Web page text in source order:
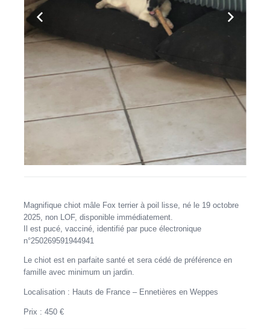
Magnifique chiot mâle Fox terrier à poil lisse, né le 19 octobre
2025, non LOF, disponible immédiatement.
Il est pucé, vacciné, identifié par puce électronique
n°250269591944941
Le chiot est en parfaite santé et sera cédé de préférence en
famille avec minimum un jardin.
Localisation : Hauts de France – Ennetières en Weppes
Prix : 450 €